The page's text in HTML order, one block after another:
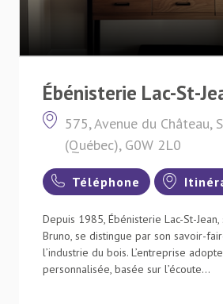
Ébénisterie Lac-St-
575, Avenue du Château,
(Québec), G0W 2L0
Téléphone
Depuis 1985, Ébénisterie Lac-St-
Bruno, se distingue par son savoir-
l’industrie du bois. L’entreprise
personnalisée, basée sur l’écoute...